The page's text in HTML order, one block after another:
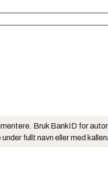
Bruk BankID for
fullt navn eller med